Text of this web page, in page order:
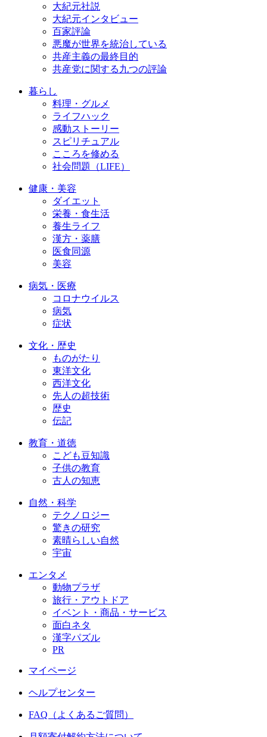
大紀元社説
大紀元インタビュー
百家評論
悪魔が世界を統治している
共産主義の最終目的
共産党に関する九つの評論
暮らし
料理・グルメ
ライフハック
感動ストーリー
スピリチュアル
こころを修める
社会問題（LIFE）
健康・美容
ダイエット
栄養・食生活
養生ライフ
漢方・薬膳
医食同源
美容
病気・医療
コロナウイルス
病気
症状
文化・歴史
ものがたり
東洋文化
西洋文化
先人の超技術
歴史
伝記
教育・道徳
こども豆知識
子供の教育
古人の知恵
自然・科学
テクノロジー
驚きの研究
素晴らしい自然
宇宙
エンタメ
動物プラザ
旅行・アウトドア
イベント・商品・サービス
面白ネタ
漢字パズル
PR
マイページ
ヘルプセンター
FAQ（よくあるご質問）